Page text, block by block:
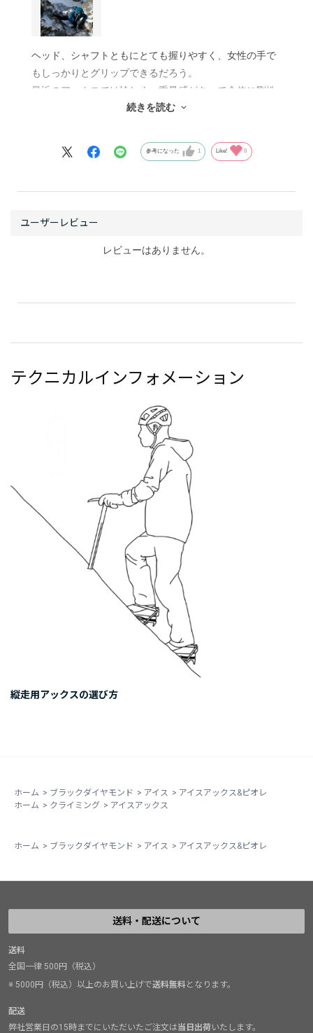
レビューはありません。
ヘッド、シャフトともにとても握りやすく、女性の手で
もしっかりとグリップできるだろう。
最近のアックスでは珍しく、重量感があって全体に剛性
を感じられる。クラックにトルキングしても安心だ。振
すい。ガイド時は氷をカッティングしたり、アンカーを
埋めるためにスロットを掘ったりするのでその際の振り
シャフトのカーブはちょうどよく、ホンメルも使いやす
北アルプスのクラシックルートはほとんどベノムで登れ
る。頑丈で壊れないが正義。男前な、頼れるアックス
続きを読む
参考になった 1 Like! 0
テクニカルインフォメーション
縦走用アックスの選び方
ホーム > ブラックダイヤモンド > アイス > アイスアックス&ピオレ
ホーム > クライミング > アイスアックス
ホーム > ブラックダイヤモンド > アイス > アイスアックス&ピオレ
送料・配送について
送料
全国一律 500円（税込）
※ 5000円（税込）以上のお買い上げで送料無料となります。
配送
弊社営業日の15時までにいただいたご注文は当日出荷いたします。